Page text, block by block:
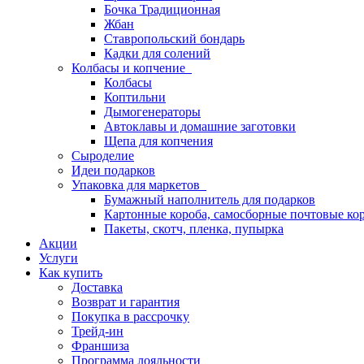
Бочка Традиционная
Жбан
Ставропольский бондарь
Кадки для солений
Колбасы и копчение
Колбасы
Коптильни
Дымогенераторы
Автоклавы и домашние заготовки
Щепа для копчения
Сыроделие
Идеи подарков
Упаковка для маркетов
Бумажный наполнитель для подарков
Картонные короба, самосборные почтовые
Пакеты, скотч, пленка, пупырка
Акции
Услуги
Как купить
Доставка
Возврат и гарантия
Покупка в рассрочку
Трейд-ин
Франшиза
Программа лояльности